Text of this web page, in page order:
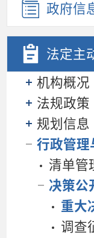
政府信
法定主
机构概况
法规政策
规划信息
行政管理
清单管
决策公
重大
调查